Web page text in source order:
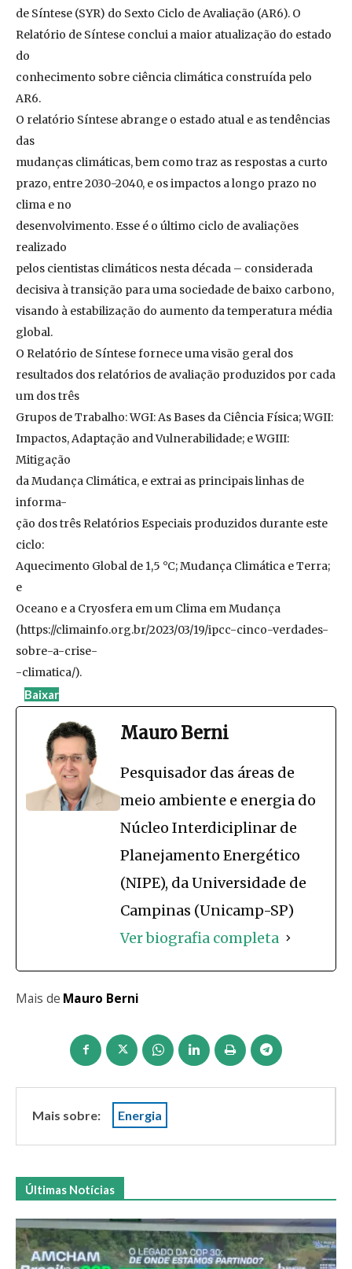
de Síntese (SYR) do Sexto Ciclo de Avaliação (AR6). O
Relatório de Síntese conclui a maior atualização do estado
do
conhecimento sobre ciência climática construída pelo
AR6.
O relatório Síntese abrange o estado atual e as tendências
das
mudanças climáticas, bem como traz as respostas a curto
prazo, entre 2030-2040, e os impactos a longo prazo no
clima e no
desenvolvimento. Esse é o último ciclo de avaliações
realizado
pelos cientistas climáticos nesta década – considerada
decisiva à transição para uma sociedade de baixo carbono,
visando à estabilização do aumento da temperatura média
global.
O Relatório de Síntese fornece uma visão geral dos
resultados dos relatórios de avaliação produzidos por cada
um dos três
Grupos de Trabalho: WGI: As Bases da Ciência Física; WGII:
Impactos, Adaptação and Vulnerabilidade; e WGIII:
Mitigação
da Mudança Climática, e extrai as principais linhas de
informa-
ção dos três Relatórios Especiais produzidos durante este
ciclo:
Aquecimento Global de 1,5 °C; Mudança Climática e Terra;
e
Oceano e a Cryosfera em um Clima em Mudança
(https://climainfo.org.br/2023/03/19/ipcc-cinco-verdades-
sobre-a-crise-
-climatica/).
Baixar
Mauro Berni
Pesquisador das áreas de
meio ambiente e energia do
Núcleo Interdiciplinar de
Planejamento Energético
(NIPE), da Universidade de
Campinas (Unicamp-SP)
Ver biografia completa
Mais de Mauro Berni
Mais sobre: Energia
Últimas Notícias